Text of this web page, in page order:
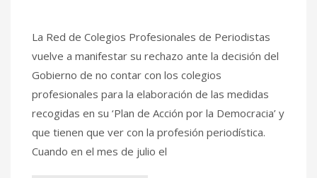
La Red de Colegios Profesionales de Periodistas
vuelve a manifestar su rechazo ante la decisión del
Gobierno de no contar con los colegios
profesionales para la elaboración de las medidas
recogidas en su ‘Plan de Acción por la Democracia’ y
que tienen que ver con la profesión periodística.
Cuando en el mes de julio el